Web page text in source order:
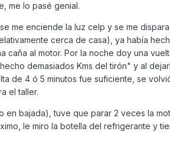
me lo pasé genial.
me enciende la luz celp y se me dispara
cerca de casa), ya había
caña al motor. Por la noche doy una
demasiados Kms del tirón" y al
de 4 ó 5 minutos fue suficiente, se
el taller.
en bajada), tuve que parar 2 veces la
le miro la botella del refrigerante y